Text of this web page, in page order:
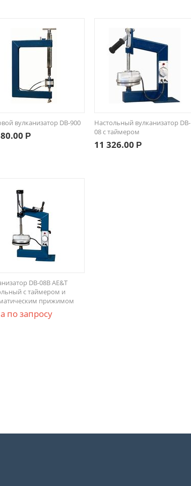
вулканизатор DB-900
Р
Настольный вулканизатор DB-
08 с таймером
11 326.00 Р
DB-08B AE&T
с таймером и
прижимом
по запросу